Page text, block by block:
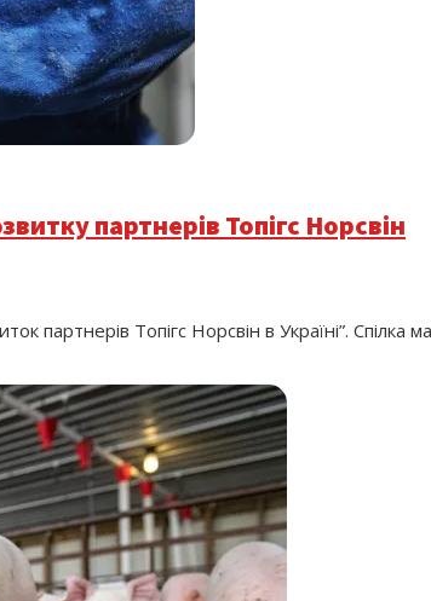
партнерів Топігс Норсвін
партнерів Топігс Норсвін в Україні”. Спілка